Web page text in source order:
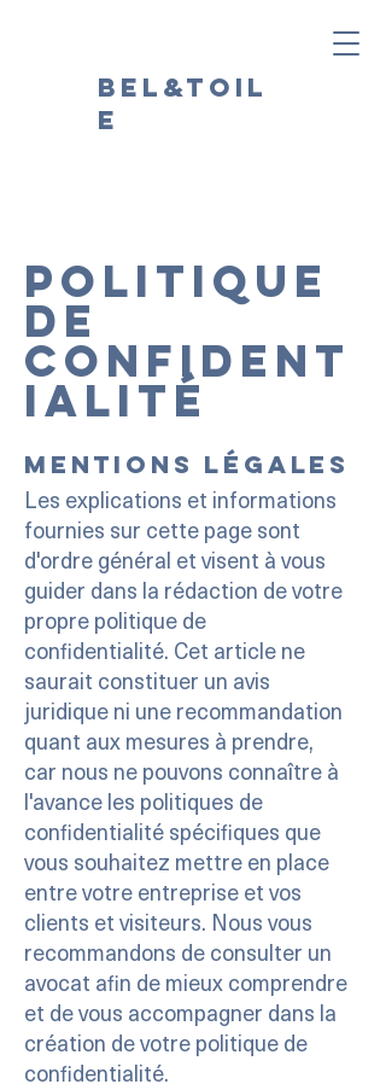
Bel&Toil
e
politique
de
confident
ialité
Mentions légales
Les explications et informations
fournies sur cette page sont
d'ordre général et visent à vous
guider dans la rédaction de votre
propre politique de
confidentialité. Cet article ne
saurait constituer un avis
juridique ni une recommandation
quant aux mesures à prendre,
car nous ne pouvons connaître à
l'avance les politiques de
confidentialité spécifiques que
vous souhaitez mettre en place
entre votre entreprise et vos
clients et visiteurs. Nous vous
recommandons de consulter un
avocat afin de mieux comprendre
et de vous accompagner dans la
création de votre politique de
confidentialité.